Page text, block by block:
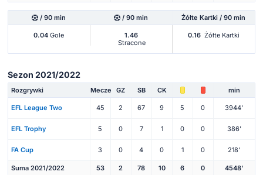
/ 90 min / 90 min Żółte Kartki / 90 min
0.04 Gole
1.46
Stracone
0.16 Żółte Kartki
Sezon 2021/2022
Rozgrywki Mecze GZ SB CK min
EFL League Two 45 2 67 9 5 0 3944'
EFL Trophy 5 0 7 1 0 0 386'
FA Cup 3 0 4 0 1 0 218'
Suma 2021/2022 53 2 78 10 6 0 4548'